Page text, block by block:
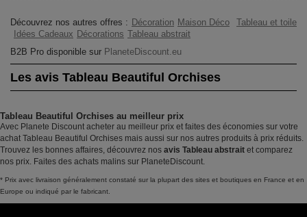
Découvrez nos autres offres : Décoration Maison Déco
Tableau et toile
Idées Cadeaux Décorations Tableau abstrait
B2B Pro disponible sur PlaneteDiscount.eu
Les avis Tableau Beautiful Orchises
Tableau Beautiful Orchises au meilleur prix
Avec Planete Discount acheter au meilleur prix et faites des économies sur votre
achat Tableau Beautiful Orchises mais aussi sur nos autres produits à prix réduits.
Trouvez les bonnes affaires, découvrez nos avis Tableau abstrait et comparez
nos prix. Faites des achats malins sur PlaneteDiscount.
* Prix avec livraison généralement constaté sur la plupart des sites et boutiques en France et en
Europe ou indiqué par le fabricant.